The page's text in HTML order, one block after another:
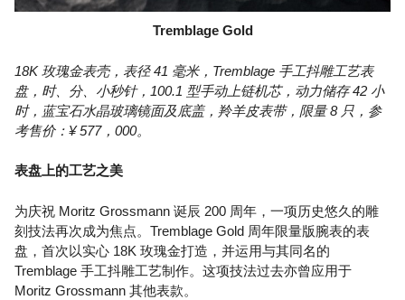
Tremblage Gold
18K 玫瑰金表壳，表径 41 毫米，Tremblage 手工抖雕工艺表
盘，时、分、小秒针，100.1 型手动上链机芯，动力储存 42 小
时，蓝宝石水晶玻璃镜面及底盖，羚羊皮表带，限量 8 只，参
考售价：¥ 577，000。
表盘上的工艺之美
为庆祝 Moritz Grossmann 诞辰 200 周年，一项历史悠久的雕
刻技法再次成为焦点。Tremblage Gold 周年限量版腕表的表
盘，首次以实心 18K 玫瑰金打造，并运用与其同名的
Tremblage 手工抖雕工艺制作。这项技法过去亦曾应用于
Moritz Grossmann 其他表款。